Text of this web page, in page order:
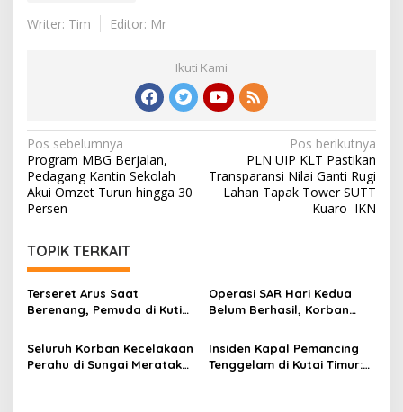
Writer: Tim
Editor: Mr
Ikuti Kami
Navigasi
pos
Pos sebelumnya
Program MBG Berjalan,
Pedagang Kantin Sekolah
Akui Omzet Turun hingga 30
Persen
Pos berikutnya
PLN UIP KLT Pastikan
Transparansi Nilai Ganti Rugi
Lahan Tapak Tower SUTT
Kuaro–IKN
TOPIK TERKAIT
Terseret Arus Saat
Berenang, Pemuda di Kutim
Operasi SAR Hari Kedua
Belum Berhasil, Korban
Masih Dicari
Seluruh Korban Kecelakaan
Perahu di Sungai Meratak
Insiden Kapal Pemancing
Tenggelam di Kutai Timur: